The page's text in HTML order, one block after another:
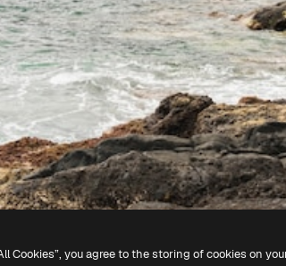
Cookies”, you agree to the storing of cookies on